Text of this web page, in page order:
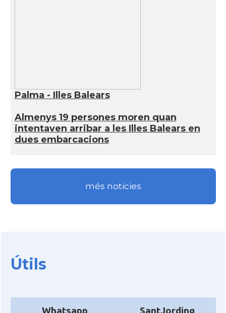
Palma - Illes Balears
Almenys 19 persones moren quan
intentaven arribar a les Illes Balears en
dues embarcacions
més noticies
Útils
Whatsapp SantJording